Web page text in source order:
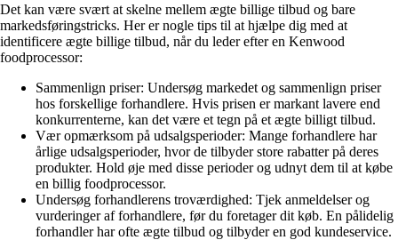
Det kan være svært at skelne mellem ægte billige tilbud og bare
markedsføringstricks. Her er nogle tips til at hjælpe dig med at
identificere ægte billige tilbud, når du leder efter en Kenwood
foodprocessor:
Sammenlign priser: Undersøg markedet og sammenlign priser
hos forskellige forhandlere. Hvis prisen er markant lavere end
konkurrenterne, kan det være et tegn på et ægte billigt tilbud.
Vær opmærksom på udsalgsperioder: Mange forhandlere har
årlige udsalgsperioder, hvor de tilbyder store rabatter på deres
produkter. Hold øje med disse perioder og udnyt dem til at købe
en billig foodprocessor.
Undersøg forhandlerens troværdighed: Tjek anmeldelser og
vurderinger af forhandlere, før du foretager dit køb. En pålidelig
forhandler har ofte ægte tilbud og tilbyder en god kundeservice.